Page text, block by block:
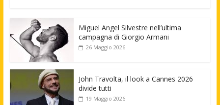
Miguel Angel Silvestre nell’ultima
campagna di Giorgio Armani
26 Maggio 2026
John Travolta, il look a Cannes 2026
divide tutti
19 Maggio 2026